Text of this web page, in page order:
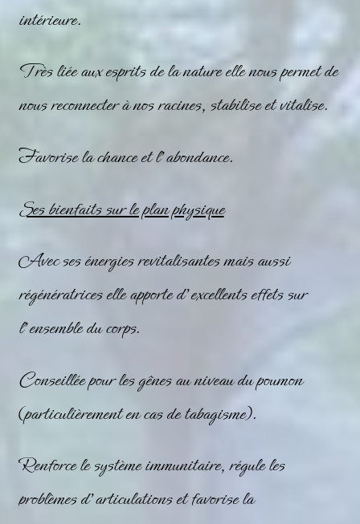
intérieure.
Très liée aux esprits de la nature elle nous permet de
nous reconnecter à nos racines, stabilise et vitalise.
Favorise la chance et l’abondance.
Ses bienfaits sur le plan physique
Avec ses énergies revitalisantes mais aussi
régénératrices elle apporte d’excellents effets sur
l’ensemble du corps.
Conseillée pour les gênes au niveau du poumon
(particulièrement en cas de tabagisme).
Renforce le système immunitaire, régule les
problèmes d’articulations et favorise la